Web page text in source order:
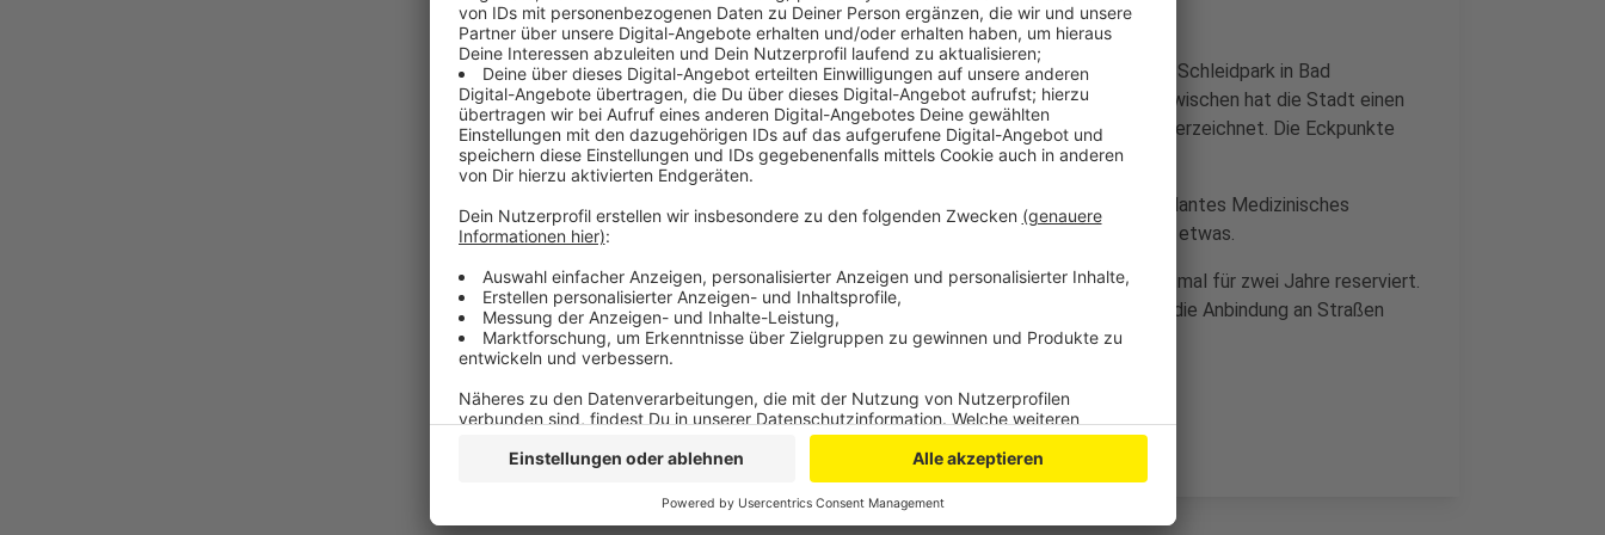
Vor rund zwei Jahren ist der Abriss des ehemaligen Parkhotels im Schleidpark in Bad
Münstereifel gestartet. Vorher stand es über zehn Jahre leer. Inzwischen hat die Stadt einen
sogenannten „Letter of Intent“ mit einem möglichen Investor unterzeichnet. Die Eckpunkte
hat der Stadtrat jetzt in der letzten Sitzung beschlossen.
Geplant sei demnach, dass im Schleidpark ein barrierefreies ambulantes Medizinisches
Versorgungszentrum entsteht. Bis das steht dauert es aber noch etwas.
Damit der Verhandlungspartner Zeit hat, wird das Grundstück erstmal für zwei Jahre reserviert.
In der Zeit muss aber auch das Bauplanungsrecht angepasst und die Anbindung an Straßen
vorgenommen werden.
Anzeige